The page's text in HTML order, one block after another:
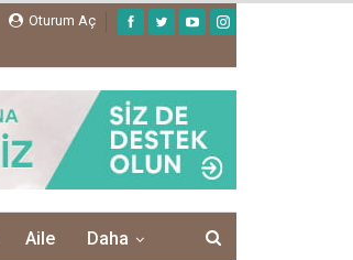
Oturum Aç
Aile Daha